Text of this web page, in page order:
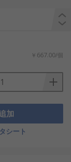
動・停止、設定
￥667.00/個
加
シート